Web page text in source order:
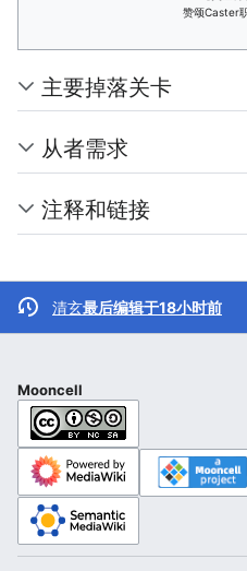
赞颂Caster
主要掉落关卡
从者需求
注释和链接
清玄最后编辑于18小时前
Mooncell